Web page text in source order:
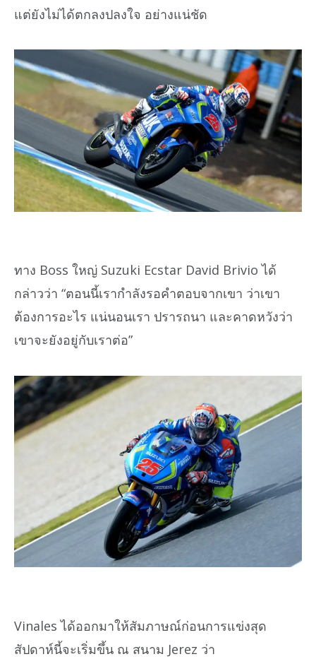
แต่ยังไม่ได้ตกลงปลงใจ อย่างแน่ชัด
ทาง Boss ใหญ่ Suzuki Ecstar David Brivio ได้
กล่าวว่า “ตอนนี้เรากำลังรอคำตอบจากเขา ว่าเขา
ต้องการอะไร แน่นอนเรา ปรารถนา และคาดหวังว่า
เขาจะยังอยู่กับเราต่อ”
Vinales ได้ออกมาให้สัมภาษณ์ก่อนการแข่งสุด
สัปดาห์นี้จะเริ่มขึ้น ณ สนาม Jerez ว่า